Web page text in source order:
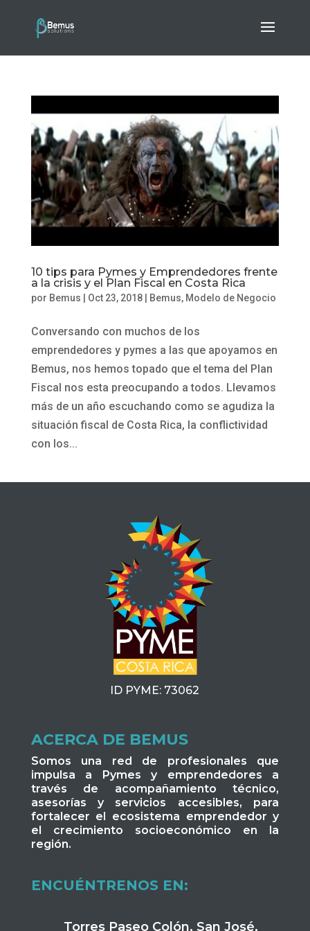
10 tips para Pymes y Emprendedores frente
a la crisis y el Plan Fiscal en Costa Rica
por Bemus | Oct 23, 2018| Bemus, Modelo de Negocio
Conversando con muchos de los
emprendedores y pymes a las que apoyamos en
Bemus, nos hemos topado que el tema del Plan
Fiscal nos esta preocupando a todos. Llevamos
más de un año escuchando como se agudiza la
situación fiscal de Costa Rica, la conflictividad
con los...
ID PYME: 73062
ACERCA DE BEMUS
Somos una red de profesionales que
impulsa a Pymes y emprendedores a
través de acompañamiento técnico,
asesorías y servicios accesibles, para
fortalecer el ecosistema emprendedor y
el crecimiento socioeconómico en la
región.
ENCUÉNTRENOS EN:
Torres Paseo Colón, San José,